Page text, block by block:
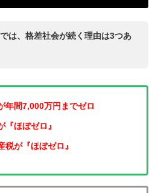
は、格差社会が続く理由は3つあ
年間7,000万円までゼロ
『ほぼゼロ』
税が『ほぼゼロ』